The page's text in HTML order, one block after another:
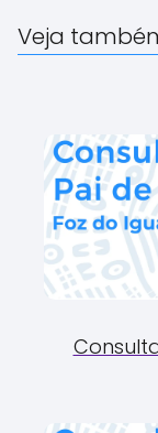
Veja